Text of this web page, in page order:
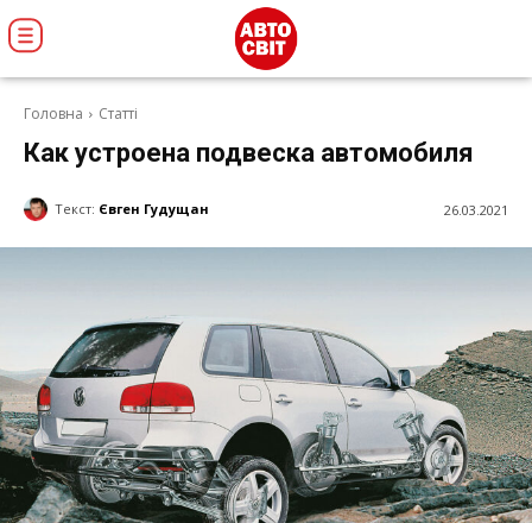
Головна Статті
Как устроена подвеска автомобиля
Текст: Євген Гудущан 26.03.2021